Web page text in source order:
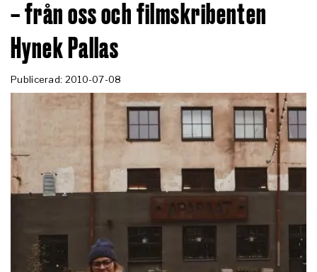
– från oss och filmskribenten
Hynek Pallas
Publicerad: 2010-07-08